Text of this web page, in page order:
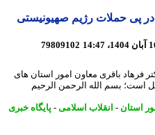
حملات رژیم صهیونیستی
79809102
باقری معاون امور استان های
بسم الله الرحمن الرحیم
-انقلاب اسلامی-پایگاه خبری